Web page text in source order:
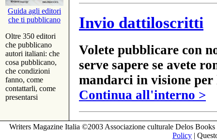
Guida agli editori
che ti pubblicano
Oltre 350 editori
che pubblicano
autori italiani: che
cosa pubblicano,
che condizioni
fanno, come
contattarli, come
presentarsi
Invio dattiloscritti
Volete pubblicare con
serve sapere se avete
mandarci in visione
Continua all'interno >
Writers Magazine Italia ©2003 Associazione culturale Delos
Policy |